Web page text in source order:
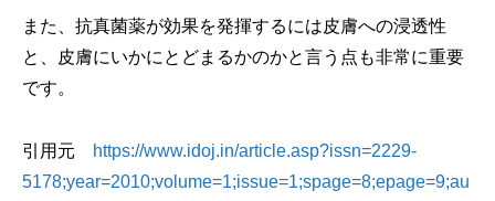
また、抗真菌薬が効果を発揮するには皮膚への浸透性
と、皮膚にいかにとどまるかのかと言う点も非常に重要
です。
引用元
https://www.idoj.in/article.asp?issn=2229-
5178;year=2010;volume=1;issue=1;spage=8;epage=9;au